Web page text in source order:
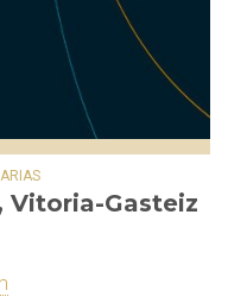
Vitoria-Gasteiz